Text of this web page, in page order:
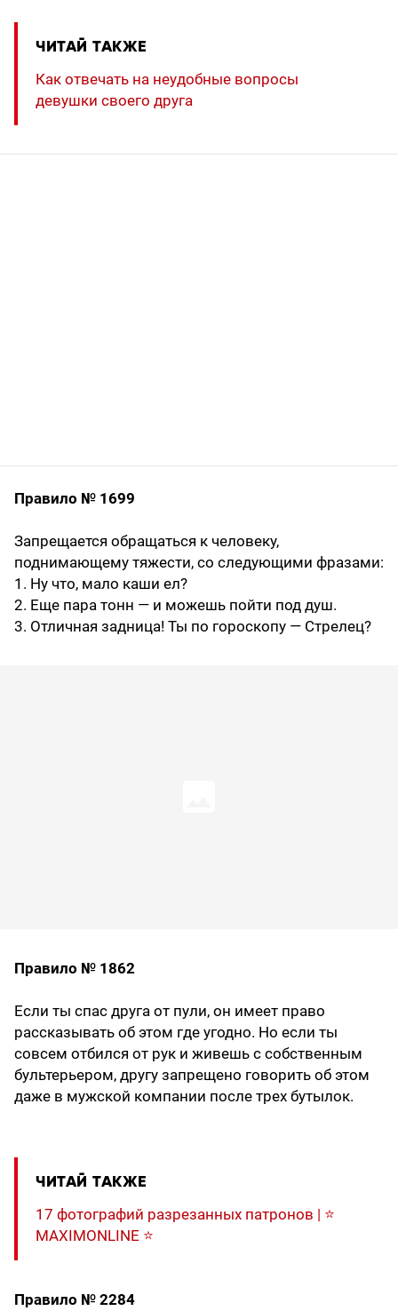
ЧИТАЙ ТАКЖЕ
Как отвечать на неудобные вопросы
девушки своего друга
Правило № 1699
Запрещается обращаться к человеку,
поднимающему тяжести, со следующими фразами:
1. Ну что, мало каши ел?
2. Еще пара тонн — и можешь пойти под душ.
3. Отличная задница! Ты по гороскопу — Стрелец?
Правило № 1862
Если ты спас друга от пули, он имеет право
рассказывать об этом где угодно. Но если ты
совсем отбился от рук и живешь с собственным
бультерьером, другу запрещено говорить об этом
даже в мужской компании после трех бутылок.
ЧИТАЙ ТАКЖЕ
17 фотографий разрезанных патронов | ⭐️
MAXIMONLINE ⭐️
Правило № 2284